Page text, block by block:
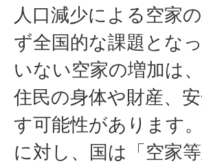
人口減少による空家
ず全国的な課題とな
いない空家の増加は
住民の身体や財産、
す可能性があります
に対し、国は「空家